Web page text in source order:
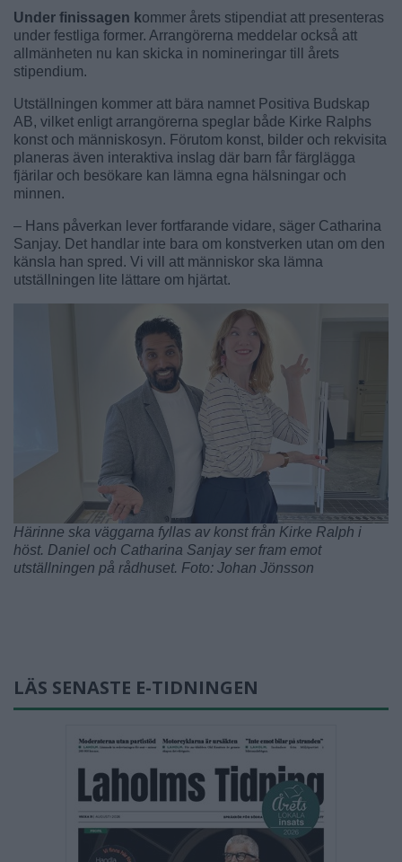
Under finissagen kommer årets stipendiat att presenteras
under festliga former. Arrangörerna meddelar också att
allmänheten nu kan skicka in nomineringar till årets
stipendium.
Utställningen kommer att bära namnet Positiva Budskap
AB, vilket enligt arrangörerna speglar både Kirke Ralphs
konst och människosyn. Förutom konst, bilder och rekvisita
planeras även interaktiva inslag där barn får färglägga
fjärilar och besökare kan lämna egna hälsningar och
minnen.
– Hans påverkan lever fortfarande vidare, säger Catharina
Sanjay. Det handlar inte bara om konstverken utan om den
känsla han spred. Vi vill att människor ska lämna
utställningen lite lättare om hjärtat.
Härinne ska väggarna fyllas av konst från Kirke Ralph i
höst. Daniel och Catharina Sanjay ser fram emot
utställningen på rådhuset. Foto: Johan Jönsson
LÄS SENASTE E-TIDNINGEN